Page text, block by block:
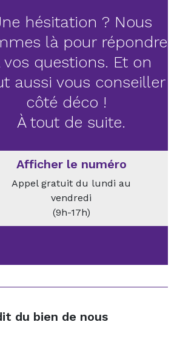
hésitation ? Nous
là pour répondre
vos questions. Et on
aussi vous conseiller
côté déco !
À tout de suite.
Afficher le numéro
Appel gratuit du lundi au
vendredi
(9h-17h)
du bien de nous